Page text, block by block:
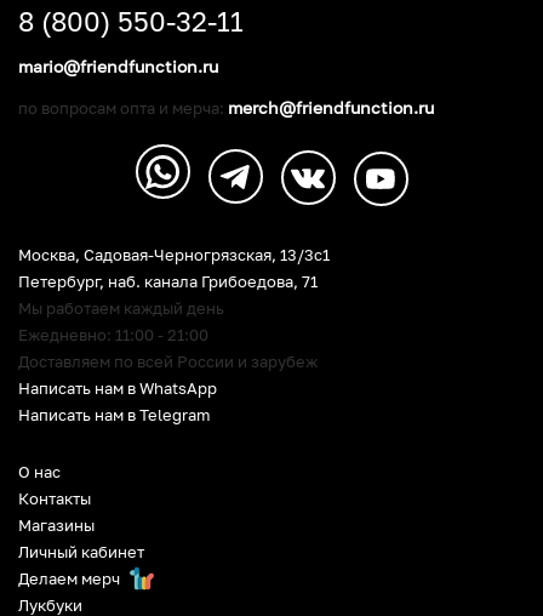
О нас
Контакты
Магазины
Личный кабинет
Делаем мерч
Лукбуки
Москва, Садовая-Черногрязская, 13/3c1
Петербург, наб. канала Грибоедова, 71
Мы работаем каждый день
Ежедневно: 11:00 - 21:00
Доставляем по всей России и зарубеж
Написать нам в WhatsApp
Написать нам в Telegram
8 (800) 550-32-11
mario@friendfunction.ru
по вопросам опта и мерча: merch@friendfunction.ru